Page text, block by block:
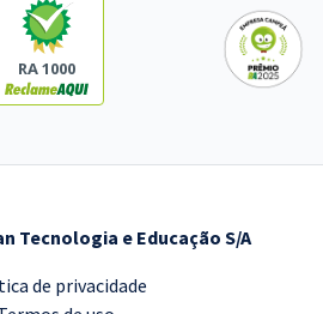
RA 1000
Tecnologia e Educação S/A
de privacidade